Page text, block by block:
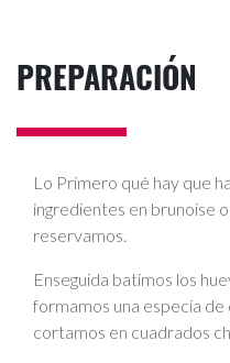
PREPARACIÓN
Lo Primero qué hay que
ingredientes en brunoise
reservamos.
Enseguida batimos los
formamos una especia
cortamos en cuadrados